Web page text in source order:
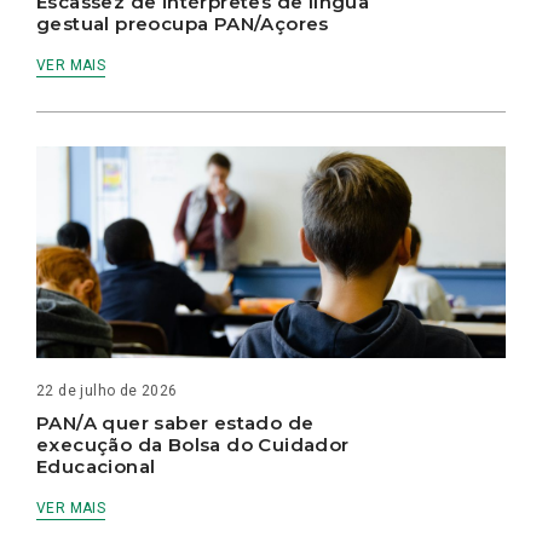
gestual preocupa PAN/Açores
VER MAIS
22 de julho de 2026
PAN/A quer saber estado de
execução da Bolsa do Cuidador
Educacional
VER MAIS